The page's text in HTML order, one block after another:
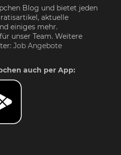
Blog und bietet jeden
aktuelle
einiges mehr.
unser Team. Weitere
Job Angebote
auch per App: